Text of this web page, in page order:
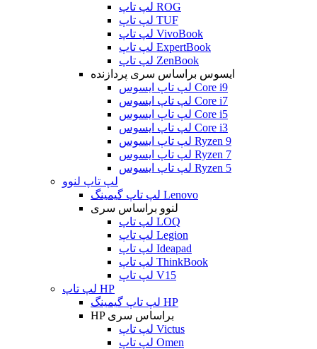
لپ تاپ ROG
لپ تاپ TUF
لپ تاپ VivoBook
لپ تاپ ExpertBook
لپ تاپ ZenBook
ایسوس براساس سری پردازنده
لپ تاپ ایسوس Core i9
لپ تاپ ایسوس Core i7
لپ تاپ ایسوس Core i5
لپ تاپ ایسوس Core i3
لپ تاپ ایسوس Ryzen 9
لپ تاپ ایسوس Ryzen 7
لپ تاپ ایسوس Ryzen 5
لپ تاپ لنوو
لپ تاپ گیمینگ Lenovo
لنوو براساس سری
لپ تاپ LOQ
لپ تاپ Legion
لپ تاپ Ideapad
لپ تاپ ThinkBook
لپ تاپ V15
لپ تاپ HP
لپ تاپ گیمینگ HP
HP براساس سری
لپ تاپ Victus
لپ تاپ Omen